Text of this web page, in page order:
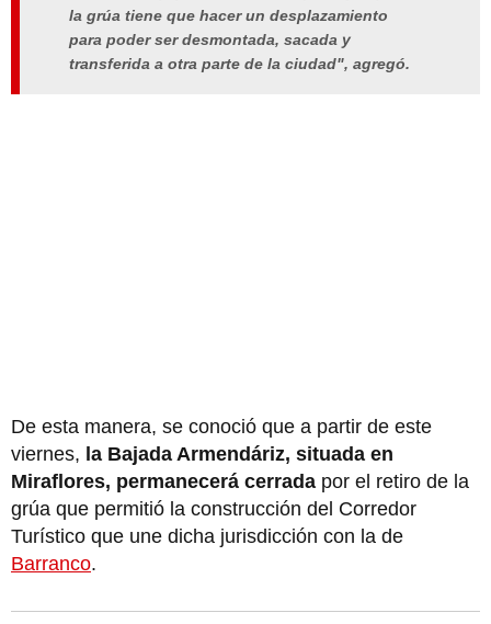
la grúa tiene que hacer un desplazamiento
para poder ser desmontada, sacada y
transferida a otra parte de la ciudad", agregó.
De esta manera, se conoció que a partir de este
viernes, la Bajada Armendáriz, situada en
Miraflores, permanecerá cerrada por el retiro de la
grúa que permitió la construcción del Corredor
Turístico que une dicha jurisdicción con la de
Barranco.